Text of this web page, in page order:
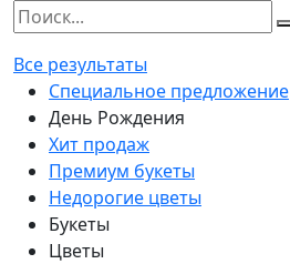
Все результаты
Специальное предложение
День Рождения
Хит продаж
Премиум букеты
Недорогие цветы
Букеты
Цветы